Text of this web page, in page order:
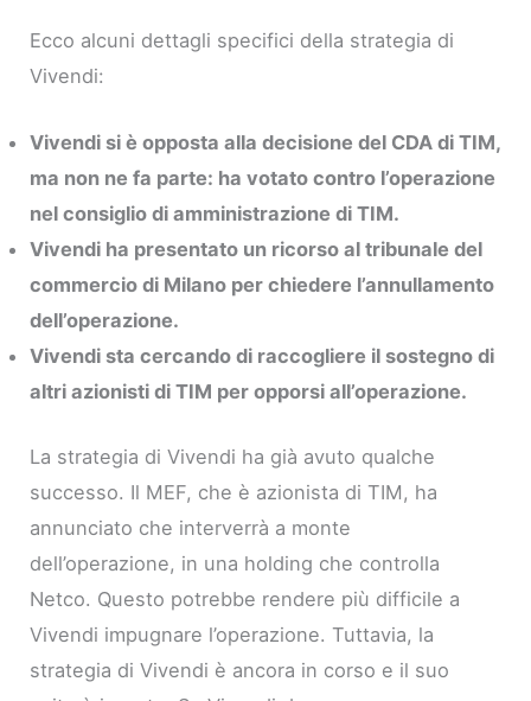
Ecco alcuni dettagli specifici della strategia di
Vivendi:
Vivendi si è opposta alla decisione del CDA di TIM,
ma non ne fa parte: ha votato contro l’operazione
nel consiglio di amministrazione di TIM.
Vivendi ha presentato un ricorso al tribunale del
commercio di Milano per chiedere l’annullamento
dell’operazione.
Vivendi sta cercando di raccogliere il sostegno di
altri azionisti di TIM per opporsi all’operazione.
La strategia di Vivendi ha già avuto qualche
successo. Il MEF, che è azionista di TIM, ha
annunciato che interverrà a monte
dell’operazione, in una holding che controlla
Netco. Questo potrebbe rendere più difficile a
Vivendi impugnare l’operazione. Tuttavia, la
strategia di Vivendi è ancora in corso e il suo